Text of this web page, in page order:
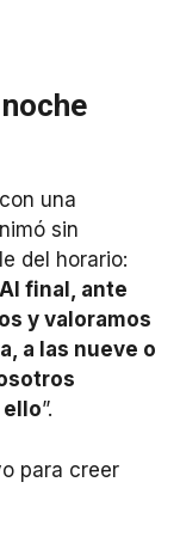
una
sin
del horario:
final, ante
y valoramos
a las nueve o
ello”.
para creer